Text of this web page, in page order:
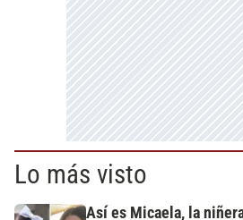
Lo más visto
Así es Micaela, la